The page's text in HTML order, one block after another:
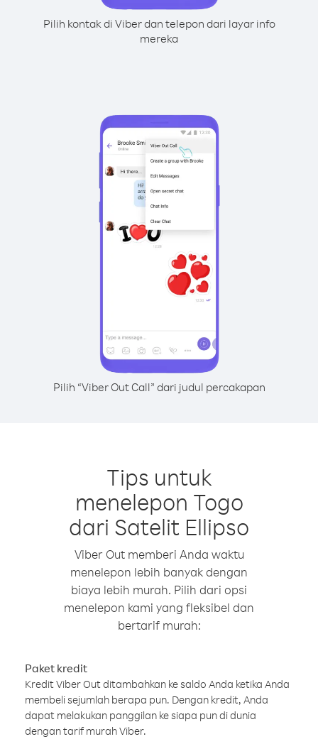
Pilih kontak di Viber dan telepon dari layar info
mereka
Pilih “Viber Out Call” dari judul percakapan
Tips untuk
menelepon Togo
dari Satelit Ellipso
Viber Out memberi Anda waktu
menelepon lebih banyak dengan
biaya lebih murah. Pilih dari opsi
menelepon kami yang fleksibel dan
bertarif murah:
Paket kredit
Kredit Viber Out ditambahkan ke saldo Anda ketika Anda
membeli sejumlah berapa pun. Dengan kredit, Anda
dapat melakukan panggilan ke siapa pun di dunia
dengan tarif murah Viber.